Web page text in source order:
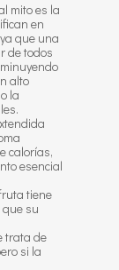
mito es la
en
que una
de todos
alto
la
calorías,
esencial
tiene
su
trata de
si la